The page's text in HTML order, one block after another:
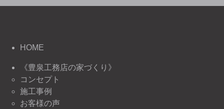
HOME
《豊泉工務店の家づくり》
コンセプト
施工事例
お客様の声